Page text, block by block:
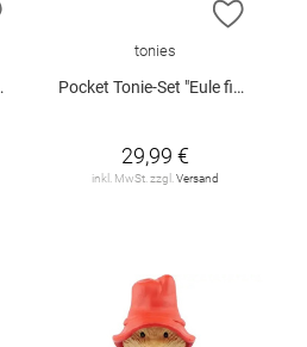
ZUR WUNSCHLISTE HINZUFÜGEN
ZUR
tonies
Pocket Tonie-Set "Eule findet den Beat"
29,99 €
inkl. MwSt. zzgl. Versand